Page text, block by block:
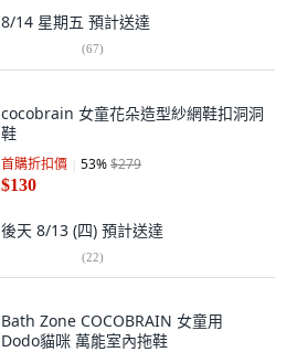
8/14 星期五 預計送達
(67)
cocobrain 女童花朵造型紗網鞋扣洞洞
鞋
首購折扣價 53%$279
$130
後天 8/13 (四) 預計送達
(22)
Bath Zone COCOBRAIN 女童用
Dodo貓咪 萬能室內拖鞋